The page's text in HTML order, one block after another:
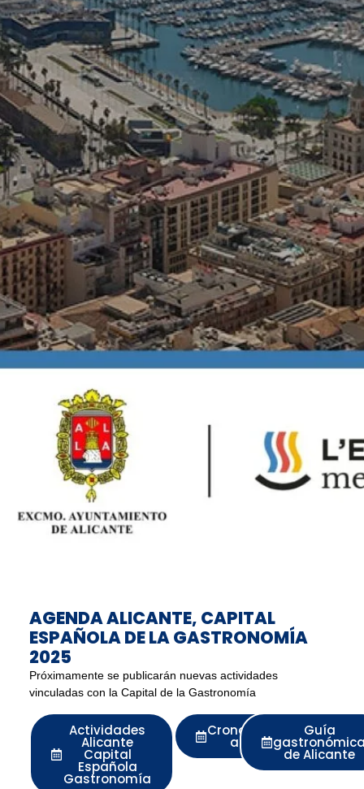
AGENDA ALICANTE, CAPITAL
ESPAÑOLA DE LA GASTRONOMÍA
2025
Próximamente se publicarán nuevas actividades
vinculadas con la Capital de la Gastronomía
Actividades
Alicante
Capital
Española
Gastronomía
Cronograma
anual
Guía
de Alicante